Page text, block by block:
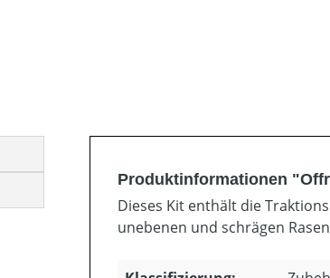
Produktinformationen
Dieses Kit enthält die
unebenen und schrägen